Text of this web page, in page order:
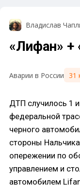
Владислав
«Лифан» +
Аварии в России 31
ДТП случилось 1
федеральной
черного
стороны
опережении по
управлением и
автомобилем